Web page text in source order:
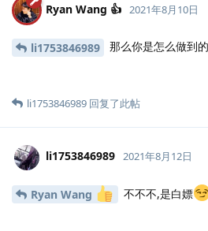
Ryan Wang 👍 2021年8月10日
li1753846989 那么你是怎么做到
li1753846989 回复了此帖
li1753846989 2021年8月12日
Ryan Wang 不不不,是白嫖